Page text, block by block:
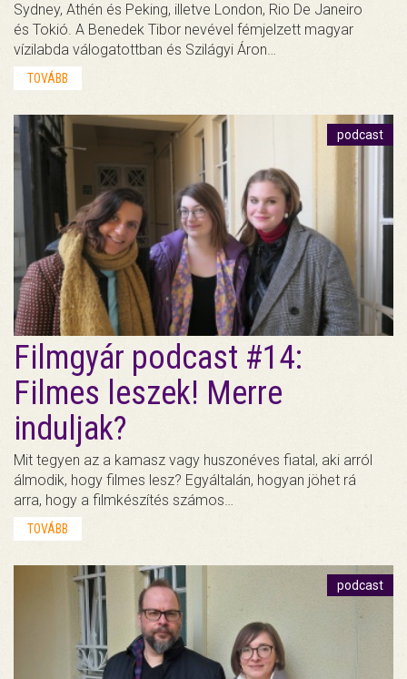
Sydney, Athén és Peking, illetve London, Rio De Janeiro
és Tokió. A Benedek Tibor nevével fémjelzett magyar
vízilabda válogatottban és Szilágyi Áron…
TOVÁBB
podcast
Filmgyár podcast #14:
Filmes leszek! Merre
induljak?
Mit tegyen az a kamasz vagy huszonéves fiatal, aki arról
álmodik, hogy filmes lesz? Egyáltalán, hogyan jöhet rá
arra, hogy a filmkészítés számos…
TOVÁBB
podcast